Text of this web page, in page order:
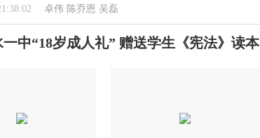
卓伟 陈乔恩 吴磊
中“18岁成人礼” 赠送学生《宪法》读本